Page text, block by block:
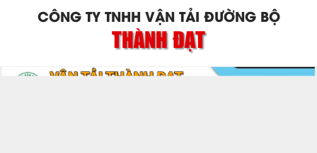
CÔNG TY TNHH VẬN TẢI ĐƯỜNG BỘ
THÀNH ĐẠT